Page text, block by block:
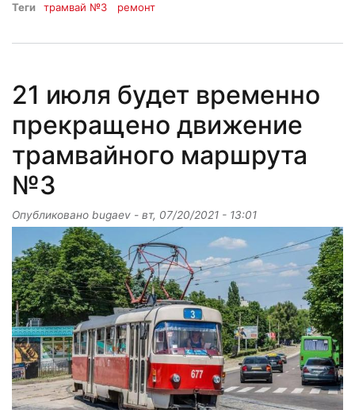
Теги трамвай №3 ремонт
21 июля будет временно
прекращено движение
трамвайного маршрута
№3
Опубликовано bugaev - вт, 07/20/2021 - 13:01